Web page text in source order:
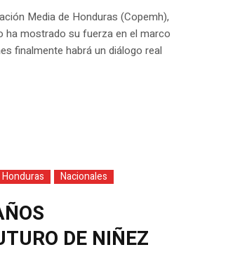
Media de Honduras (Copemh),
ha mostrado su fuerza en el marco
finalmente habrá un diálogo real
Honduras Nacionales
DE NIÑEZ